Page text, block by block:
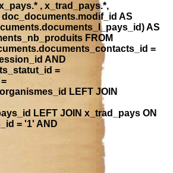
, x_trad_pays.*,
AS
AS
FROM
=
AND
=
LEFT JOIN
LEFT JOIN x_trad_pays ON
= '1' AND